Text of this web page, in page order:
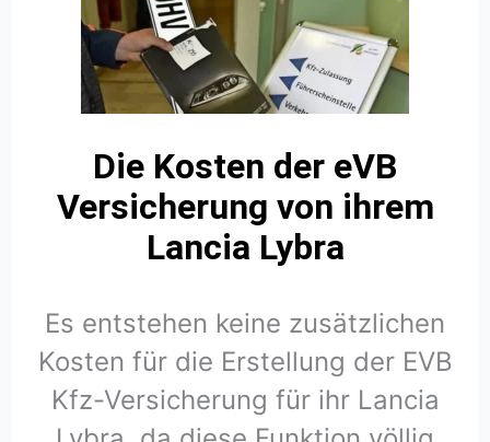
Die Kosten der eVB
Versicherung von ihrem
Lancia Lybra
Es entstehen keine zusätzlichen
Kosten für die Erstellung der EVB
Kfz-Versicherung für ihr Lancia